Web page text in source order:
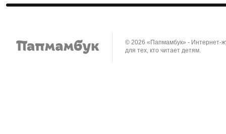
© 2026 «Папмамбук» - Интернет-
для тех, кто читает детям.